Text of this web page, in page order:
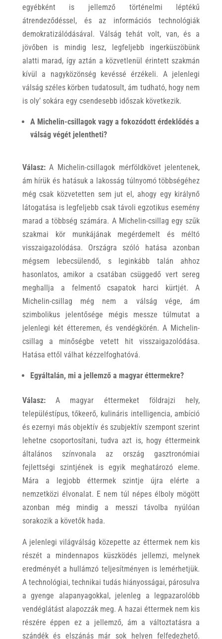
egyébként is jellemző történelmi léptékű
átrendeződéssel, és az információs technológiák
demokratizálódásával. Válság tehát volt, van, és a
jövőben is mindig lesz, legfeljebb ingerküszöbünk
alatti marad, így aztán a közvetlenül érintett szakmán
kívül a nagyközönség kevéssé érzékeli. A jelenlegi
válság széles körben tudatosult, ám tudható, hogy nem
is oly’ sokára egy csendesebb időszak következik.
A Michelin-csillagok vagy a fokozódott érdeklődés a
válság végét jelentheti?
Válasz:A Michelin-csillagok mérföldkövet jelentenek,
ám hírük és hatásuk a lakosság túlnyomó többségéhez
még csak közvetetten sem jut el, ahogy egy királynő
látogatása is legfeljebb csak távoli egzotikus esemény
marad a többség számára. A Michelin-csillag egy szűk
szakmai kör munkájának megérdemelt és méltó
visszaigazolódása. Országra szóló hatása azonban
mégsem lebecsülendő, s leginkább talán ahhoz
hasonlatos, amikor a csatában csüggedő vert sereg
meghallja a felmentő csapatok harci kürtjét. A
Michelin-csillag még nem a válság vége, ám
szimbolikus jelentősége mégis messze túlmutat a
jelenlegi két étteremen, és vendégkörén. A Michelin-
csillag a minőségbe vetett hit visszaigazolódása.
Hatása ettől válhat kézzelfoghatóvá.
Egyáltalán, mi a jellemző a magyar éttermekre?
Válasz:A magyar éttermeket földrajzi hely,
településtípus, tőkeerő, kulináris intelligencia, ambíció
és ezernyi más objektív és szubjektív szempont szerint
lehetne csoportosítani, tudva azt is, hogy éttermeink
általános színvonala az ország gasztronómiai
fejlettségi szintjének is egyik meghatározó eleme.
Mára a legjobb éttermek szintje újra elérte a
nemzetközi élvonalat. E nem túl népes élboly mögött
azonban még mindig a messzi távolba nyúlóan
sorakozik a követők hada.
A jelenlegi világválság közepette az éttermek nem kis
részét a mindennapos küszködés jellemzi, melynek
eredményét a hullámzó teljesítményen is lemérhetjük.
A technológiai, technikai tudás hiányosságai, párosulva
a gyenge alapanyagokkal, jelenleg a legpazarolóbb
vendéglátást alapozzák meg. A hazai éttermek nem kis
részére éppen ez a jellemző, ám a változtatásra a
szándék és elszánás már sok helyen felfedezhető.